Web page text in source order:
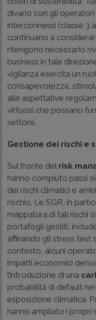
divario con gli
interconnessi (classe 3
continuano a
ritengono necessario
business in tale
vigilanza esercita un
consapevolezza,
alle aspettative
virtuosi che possano
settore.
Gestione dei rischi e
Sul fronte del risk
hanno compiuto passi
dei rischi climatici e
rischio. Le SGR, in
mappatura di tali rischi
portafogli gestiti,
affinando gli stress test
contesto, alcuni
impatti economici
l’introduzione di una
probabilità di default
esposizione climatica.
hanno ampliato i propri